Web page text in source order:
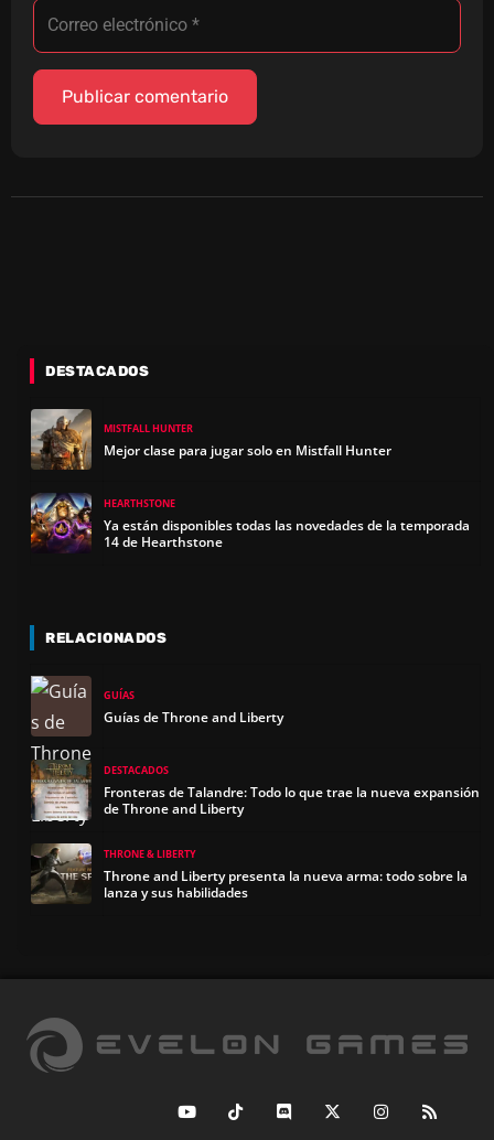
DESTACADOS
MISTFALL HUNTER
Mejor clase para jugar solo en Mistfall Hunter
HEARTHSTONE
Ya están disponibles todas las novedades de la temporada
14 de Hearthstone
RELACIONADOS
GUÍAS
Guías de Throne and Liberty
DESTACADOS
Fronteras de Talandre: Todo lo que trae la nueva expansión
de Throne and Liberty
THRONE & LIBERTY
Throne and Liberty presenta la nueva arma: todo sobre la
lanza y sus habilidades